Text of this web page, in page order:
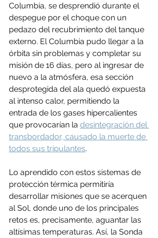
Columbia, se desprendió durante el
despegue por el choque con un
pedazo del recubrimiento del tanque
externo. El Columbia pudo llegar a la
órbita sin problemas y completar su
misión de 16 días, pero al ingresar de
nuevo a la atmósfera, esa sección
desprotegida del ala quedó expuesta
al intenso calor, permitiendo la
entrada de los gases hipercalientes
que provocarían la desintegración del
transbordador, causado la muerte de
todos sus tripulantes.
Lo aprendido con estos sistemas de
protección térmica permitiría
desarrollar misiones que se acerquen
al Sol, donde uno de los principales
retos es, precisamente, aguantar las
altísimas temperaturas. Así, la Sonda